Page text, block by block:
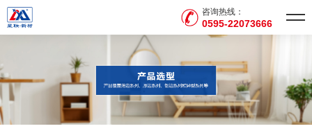
咨询热线：
0595-22073666